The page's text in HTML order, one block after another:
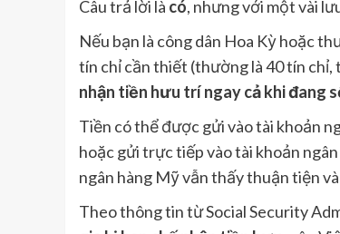
Câu trả lời là có, nhưng với một vài
Nếu bạn là công dân Hoa Kỳ hoặc
tín chỉ cần thiết (thường là 40 tín
nhận tiền hưu trí ngay cả khi đang
Tiền có thể được gửi vào tài khoản
hoặc gửi trực tiếp vào tài khoản
ngân hàng Mỹ vẫn thấy thuận tiện
Theo thông tin từ Social Security